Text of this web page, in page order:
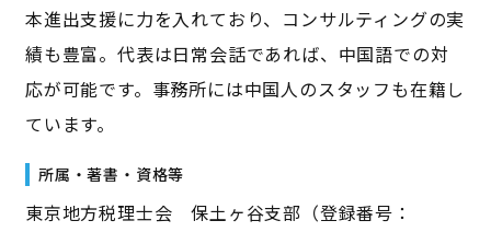
本進出支援に力を入れており、コンサルティングの実
績も豊富。代表は日常会話であれば、中国語での対
応が可能です。事務所には中国人のスタッフも在籍し
ています。
所属・著書・資格等
東京地方税理士会 保土ヶ谷支部（登録番号：